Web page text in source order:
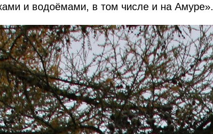
и водоёмами, в том числе и на Амуре».